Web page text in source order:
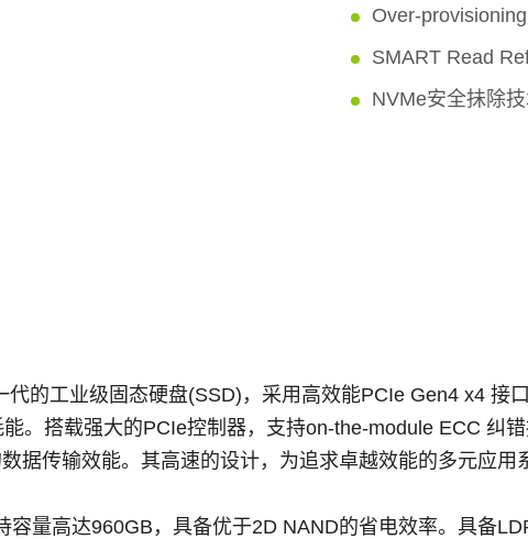
Over-provisioning
SMART Read
NVMe安全抺除
的工业级固态硬盘(SSD)，采用高效能PCIe Gen4 x4 接
。搭载强大的PCIe控制器，支持on-the-module ECC 纠
据传输效能。其高速的设计，为追求卓越效能的多元应用
容量高达960GB，具备优于2D NAND的省电效率。具备